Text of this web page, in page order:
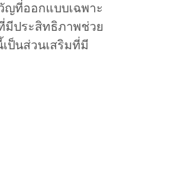
ญที่ออกแบบเฉพาะ
มีประสิทธิภาพช่วย
ป็นส่วนเสริมที่มี